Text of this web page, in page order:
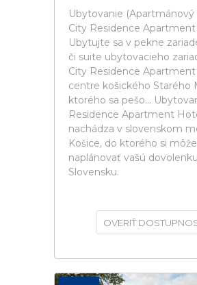
Ubytovanie (Apartmánový
City Residence
Ubytujte sa v pekne
či suite ubytovacieho
City Residence
centre košického Starého
ktorého sa pešo...
Residence Apartment
nachádza v slovenskom
Košice, do ktorého si
naplánovať vašú
Slovensku.
OVERIŤ